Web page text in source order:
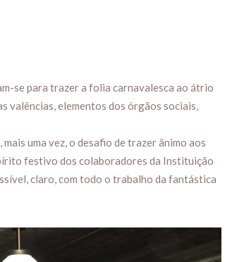
se para trazer a folia carnavalesca ao átrio
valências, elementos dos órgãos sociais,
uma vez, o desafio de trazer ânimo aos
festivo dos colaboradores da Instituição
claro, com todo o trabalho da fantástica